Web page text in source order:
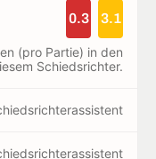
0.3 3.1
(pro Partie) in den
Schiedsrichter.